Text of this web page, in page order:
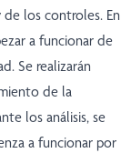
los controles. En
a funcionar de
Se realizarán
de la
los análisis, se
a funcionar por